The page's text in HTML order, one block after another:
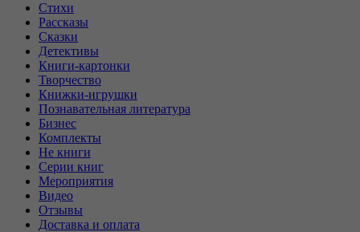
Стихи
Рассказы
Сказки
Детективы
Книги-картонки
Творчество
Книжки-игрушки
Познавательная литература
Бизнес
Комплекты
Не книги
Серии книг
Мероприятия
Видео
Отзывы
Доставка и оплата